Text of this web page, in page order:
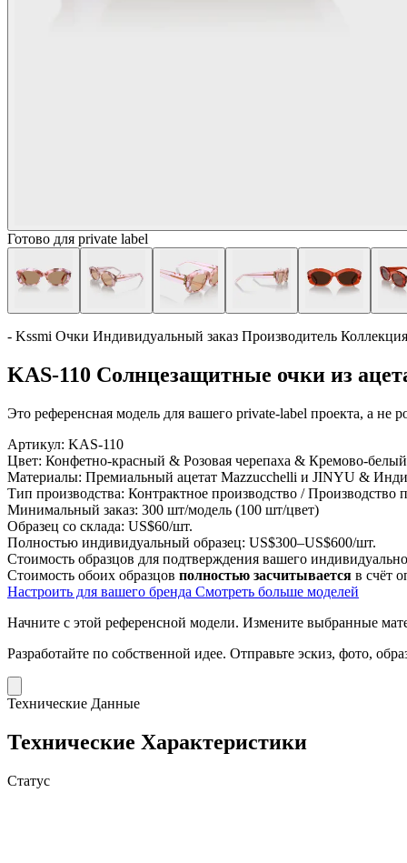
Готово для private label
- Kssmi Очки Индивидуальный заказ Производитель Коллекция
KAS-110 Солнцезащитные очки из
Это референсная модель для вашего private-label проекта, а не
Артикул: KAS-110
Цвет: Конфетно-красный & Розовая черепаха & Кремово-
Материалы: Премиальный ацетат Mazzucchelli и JINYU &
Тип производства: Контрактное производство /
Минимальный заказ: 300 шт/модель (100 шт/цвет)
Образец со склада: US$60/шт.
Полностью индивидуальный образец: US$300–US$600/шт.
Стоимость образцов для подтверждения вашего
Стоимость обоих образцов полностью засчитывается в счёт
Настроить для вашего бренда Смотреть больше моделей
Начните с этой референсной модели. Измените выбранные
Разработайте по собственной идее. Отправьте эскиз, фото,
Технические Данные
Технические Характеристики
Статус